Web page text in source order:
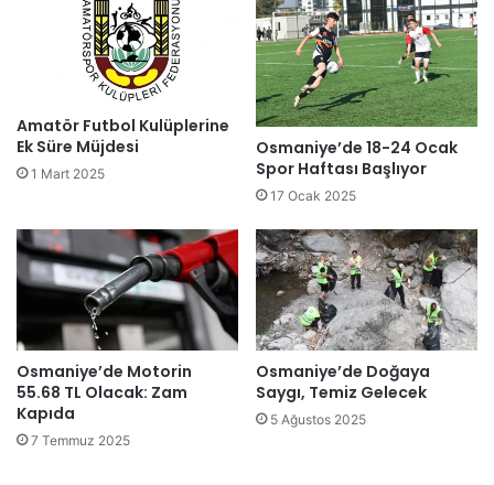
Amatör Futbol Kulüplerine
Ek Süre Müjdesi
1 Mart 2025
Osmaniye’de 18-24 Ocak
Spor Haftası Başlıyor
17 Ocak 2025
Osmaniye’de Motorin
55.68 TL Olacak: Zam
Kapıda
7 Temmuz 2025
Osmaniye’de Doğaya
Saygı, Temiz Gelecek
5 Ağustos 2025